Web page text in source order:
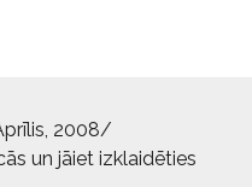
2008/
un jāiet izklaidēties